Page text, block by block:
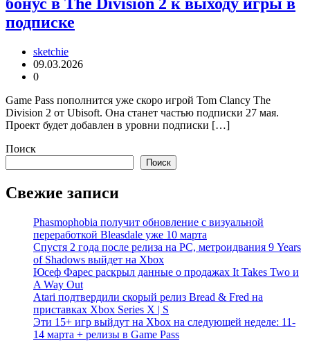
подписке
sketchie
09.03.2026
0
Game Pass пополнится уже скоро игрой Tom Clancy The
Division 2 от Ubisoft. Она станет частью подписки 27 мая.
Проект будет добавлен в уровни подписки […]
Поиск
Поиск
Свежие записи
Phasmophobia получит обновление с визуальной
переработкой Bleasdale уже 10 марта
Спустя 2 года после релиза на PC, метроидвания 9 Years
of Shadows выйдет на Xbox
Юсеф Фарес раскрыл данные о продажах It Takes Two и
A Way Out
Atari подтвердили скорый релиз Bread & Fred на
приставках Xbox Series X | S
Эти 15+ игр выйдут на Xbox на следующей неделе: 11-
14 марта + релизы в Game Pass